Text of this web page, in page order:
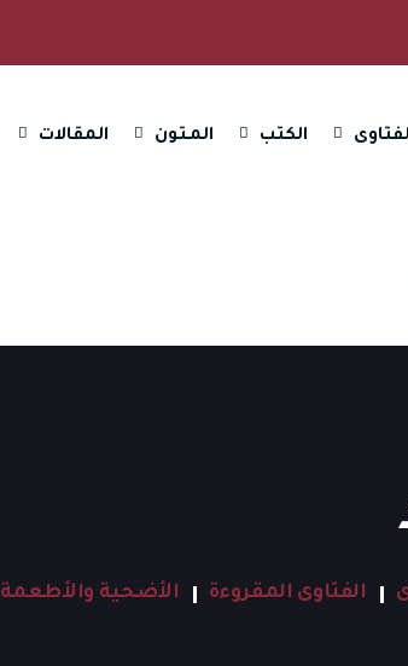
الكتب المـتون المقالات
الفتاوى المقروءة الأضحية والأطعمة